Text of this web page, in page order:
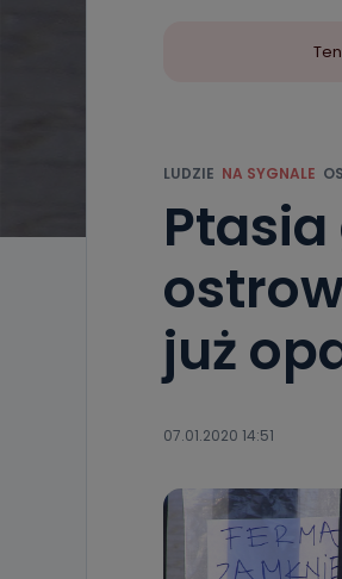
LUDZIE NA SYGNALE
już
07.01.2020 14:51